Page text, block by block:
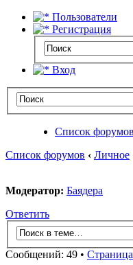
Пользователи
Регистрация
Вход
Список форумов
Список форумов ‹ Личное
Модератор: Баядера
Ответить
Сообщений: 49 • Страница